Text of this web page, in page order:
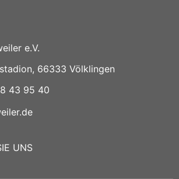
e.V.
66333 Völklingen
43 95 40
UNS